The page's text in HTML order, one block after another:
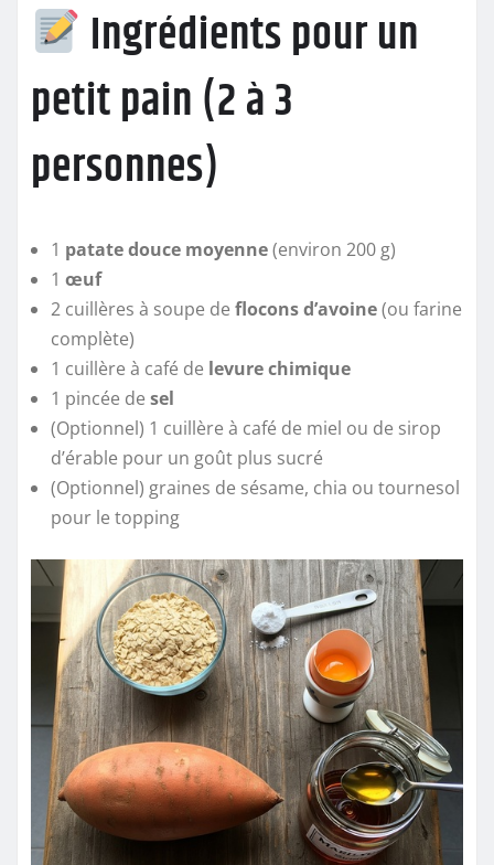
Ingrédients pour un
petit pain (2 à 3
personnes)
1 patate douce moyenne(environ 200 g)
1 œuf
2 cuillères à soupe de flocons d’avoine(ou farine
complète)
1 cuillère à café de levure chimique
1 pincée de sel
(Optionnel) 1 cuillère à café de miel ou de sirop
d’érable pour un goût plus sucré
(Optionnel) graines de sésame, chia ou tournesol
pour le topping